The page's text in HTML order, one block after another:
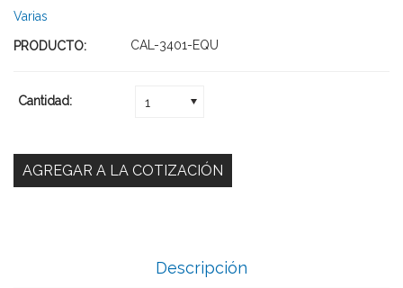
Varias
PRODUCTO: CAL-3401-EQU
Cantidad: 1
Descripción